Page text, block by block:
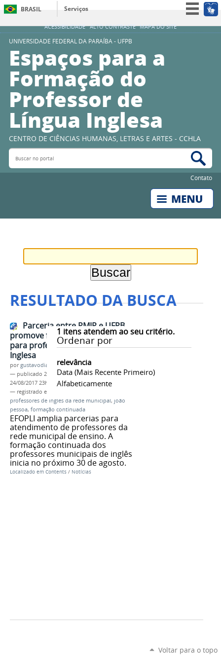
ACESSIBILIDADE ALTO CONTRASTE MAPA DO SITE
BRASIL
Serviços
Simplifique!
Acesso à informação
UNIVERSIDADE FEDERAL DA PARAÍBA - UFPB
Espaços para a
Formação do
Professor de
Língua Inglesa
CENTRO DE CIÊNCIAS HUMANAS, LETRAS E ARTES - CCHLA
Buscar no portal
Contato
RESULTADO DA BUSCA
1 itens atendem ao seu critério.
Ordenar por
relevância
Data (mais Recente Primeiro)
Alfabeticamente
Parceria entre PMJP e UFPB
promove formação continuada
para professores da Língua
Inglesa
porgustavodias
— publicado 24/08/2017 —última modificação
24/08/2017 23h39
— registrado em:
professores de inglês da rede municipal, joão
pessoa, formação continuada
EFOPLI amplia parcerias para
atendimento de professores da
rede municipal de ensino. A
formação continuada dos
professores municipais de inglês
inicia no próximo 30 de agosto.
Localizado em Contents / Notícias
Voltar para o topo